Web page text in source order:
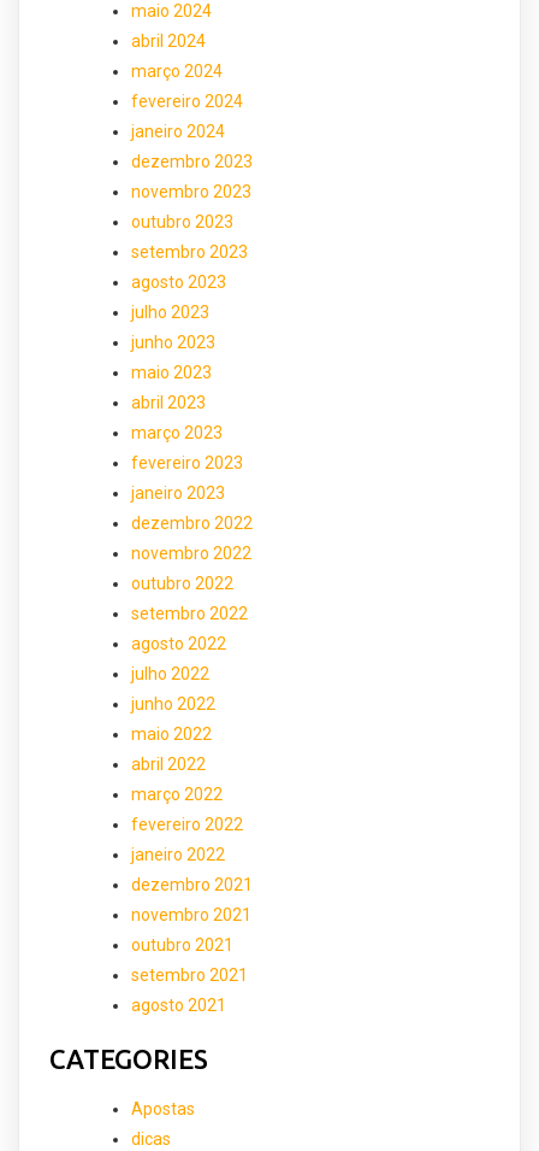
maio 2024
abril 2024
março 2024
fevereiro 2024
janeiro 2024
dezembro 2023
novembro 2023
outubro 2023
setembro 2023
agosto 2023
julho 2023
junho 2023
maio 2023
abril 2023
março 2023
fevereiro 2023
janeiro 2023
dezembro 2022
novembro 2022
outubro 2022
setembro 2022
agosto 2022
julho 2022
junho 2022
maio 2022
abril 2022
março 2022
fevereiro 2022
janeiro 2022
dezembro 2021
novembro 2021
outubro 2021
setembro 2021
agosto 2021
CATEGORIES
Apostas
dicas